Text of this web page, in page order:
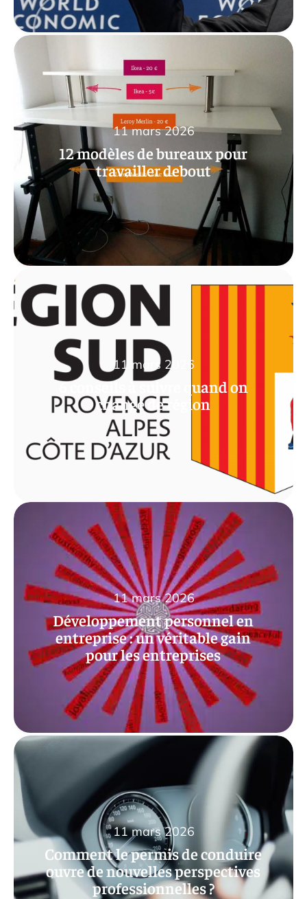
12 modèles de bureaux pour
travailler debout
11 mars 2026
6 conseils à suivre quand on
change de région
11 mars 2026
Développement personnel en
entreprise : un véritable gain
pour les entreprises
11 mars 2026
Comment le permis de conduire
ouvre de nouvelles perspectives
professionnelles ?
11 mars 2026